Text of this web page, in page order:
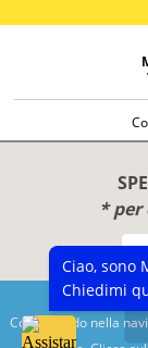
Questo
Continuando nella
* per
Ciao, sono
Chiedimi